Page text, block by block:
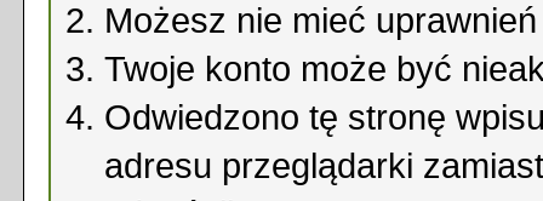
Możesz nie mieć
Twoje konto może być
Odwiedzono tę stronę
adresu przeglądarki